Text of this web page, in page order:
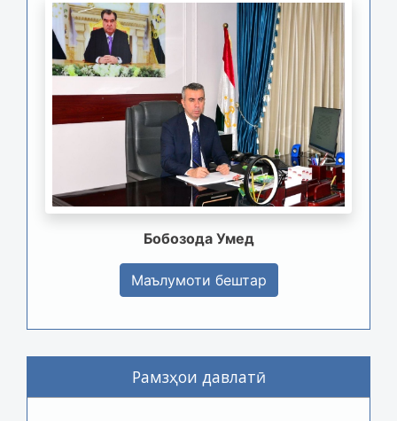
Бобозода Умед
Маълумоти бештар
Рамзҳои давлатӣ